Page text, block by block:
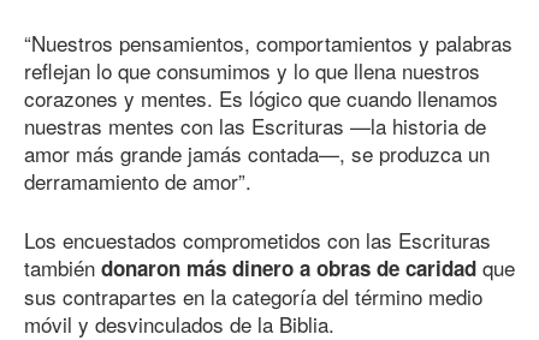
“Nuestros pensamientos, comportamientos y palabras
reflejan lo que consumimos y lo que llena nuestros
corazones y mentes. Es lógico que cuando llenamos
nuestras mentes con las Escrituras —la historia de
amor más grande jamás contada—, se produzca un
derramamiento de amor”.
Los encuestados comprometidos con las Escrituras
también donaron más dinero a obras de caridad que
sus contrapartes en la categoría del término medio
móvil y desvinculados de la Biblia.